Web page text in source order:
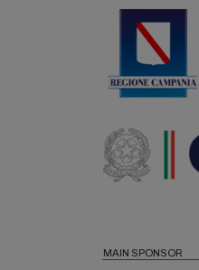
MAIN SPONSOR